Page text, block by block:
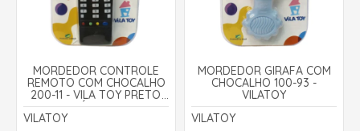
MORDEDOR CONTROLE
REMOTO COM CHOCALHO
200-11 - VILA TOY PRETO
ÚNICO
VILATOY
MORDEDOR GIRAFA COM
CHOCALHO 100-93 -
VILATOY
VILATOY